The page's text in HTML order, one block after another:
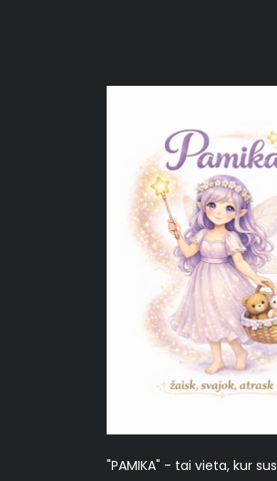
"PAMIKA" - tai vieta, kur